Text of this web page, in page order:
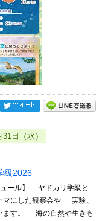
日（水）
級2026
ュール】 ヤドカリ学級と
マにした観察会や 実験、
ます。 海の自然や生きも